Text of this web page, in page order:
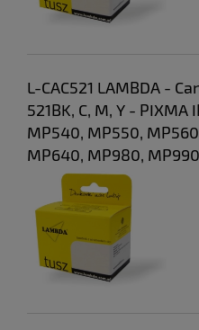
L-CAC521 LAMBDA -
521BK, C, M, Y -
MP540, MP550,
MP640, MP980,